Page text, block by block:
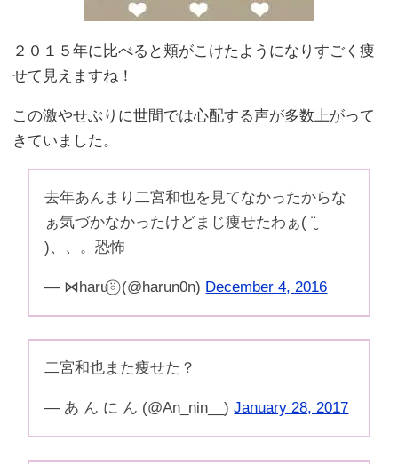
２０１５年に比べると頬がこけたようになりすごく痩
せて見えますね！
この激やせぶりに世間では心配する声が多数上がって
きていました。
去年あんまり二宮和也を見てなかったからな
ぁ気づかなかったけどまじ痩せたわぁ( ¨̮
)、、。恐怖
— ⋈haru⍤⃝ (@harun0n) December 4, 2016
二宮和也また痩せた？
— ‍あ ん に ん (@An_nin__)January 28, 2017